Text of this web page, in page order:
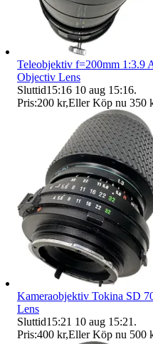
Teleobjektiv f=200mm 1:3.9
Objectiv Lens
Sluttid15:16 10 aug 15:16.
Pris:200 kr,Eller Köp nu 350
Kameraobjektiv Tokina SD
Lens
Sluttid15:21 10 aug 15:21 .
Pris:400 kr,Eller Köp nu 500